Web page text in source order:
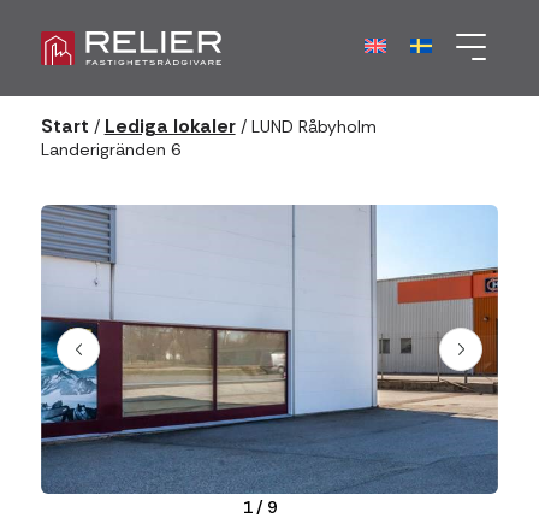
Start / Lediga lokaler/ LUND Råbyholm
Landerigränden 6
1/ 9